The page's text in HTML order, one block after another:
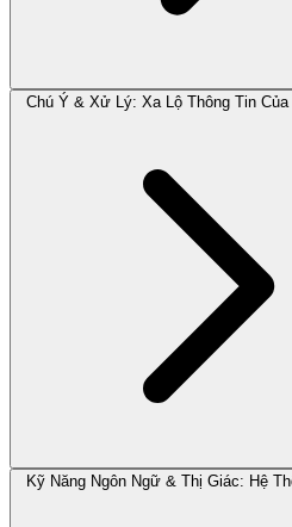
Chú Ý & Xử Lý: Xa Lộ Thông Tin
Kỹ Năng Ngôn Ngữ & Thị Giác: Hệ